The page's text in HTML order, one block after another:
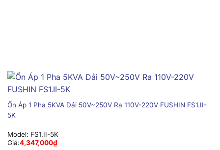
Ổn Áp 1 Pha 5KVA Dải 50V~250V Ra 110V-220V FUSHIN FS1.II-
5K
Model: FS1.II-5K
Giá:4,347,000₫